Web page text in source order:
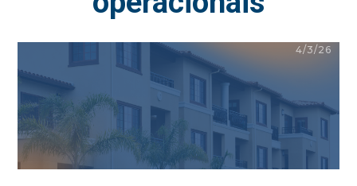
4/3/26